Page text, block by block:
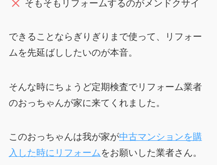
そもそもリフォームするのがメンドクサイ
できることならぎりぎりまで使って、リフォー
ムを先延ばししたいのが本音。
そんな時にちょうど定期検査でリフォーム業者
のおっちゃんが家に来てくれました。
このおっちゃんは我が家が中古マンションを購
入した時にリフォームをお願いした業者さん。